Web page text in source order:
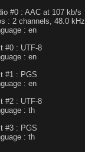
#0 : AAC at 107 kb/s
: 2 channels, 48.0 kHz
: en
#0 : UTF-8
: en
#1 : PGS
: en
#2 : UTF-8
: th
#3 : PGS
: th